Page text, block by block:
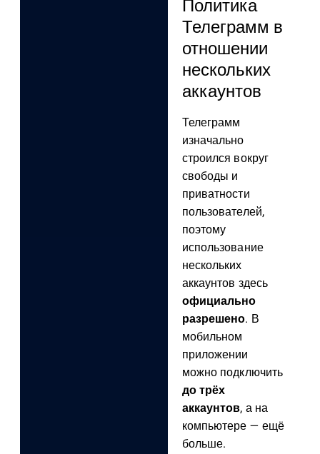
Политика
Телеграмм в
отношении
нескольких
аккаунтов
Телеграмм
изначально
строился вокруг
свободы и
приватности
пользователей,
поэтому
использование
нескольких
аккаунтов здесь
официально
разрешено. В
мобильном
приложении
можно подключить
до трёх
аккаунтов, а на
компьютере — ещё
больше.